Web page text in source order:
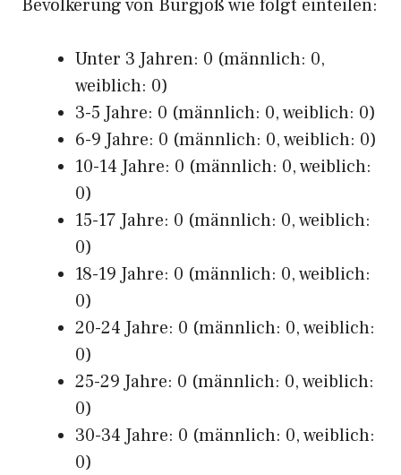
Bevölkerung von Burgjoß wie folgt einteilen:
Unter 3 Jahren: 0 (männlich: 0,
weiblich: 0)
3-5 Jahre: 0 (männlich: 0, weiblich: 0)
6-9 Jahre: 0 (männlich: 0, weiblich: 0)
10-14 Jahre: 0 (männlich: 0, weiblich:
0)
15-17 Jahre: 0 (männlich: 0, weiblich:
0)
18-19 Jahre: 0 (männlich: 0, weiblich:
0)
20-24 Jahre: 0 (männlich: 0, weiblich:
0)
25-29 Jahre: 0 (männlich: 0, weiblich:
0)
30-34 Jahre: 0 (männlich: 0, weiblich:
0)